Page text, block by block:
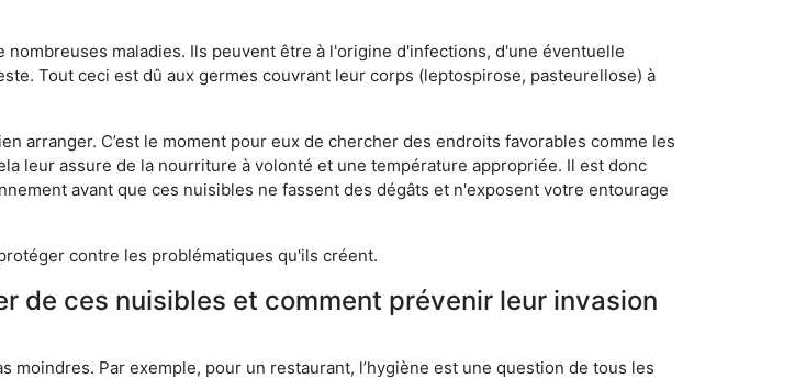
maladies. Ils peuvent être à l'origine d'infections, d'une éventuelle
Tout ceci est dû aux germes couvrant leur corps (leptospirose, pasteurellose) à
arranger. C’est le moment pour eux de chercher des endroits favorables comme les
leur assure de la nourriture à volonté et une température appropriée. Il est donc
avant que ces nuisibles ne fassent des dégâts et n'exposent votre entourage
contre les problématiques qu'ils créent.
de ces nuisibles et comment prévenir leur invasion
Par exemple, pour un restaurant, l’hygiène est une question de tous les